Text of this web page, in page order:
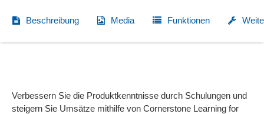
Beschreibung Media Funktionen
Verbessern Sie die Produktkenntnisse durch Schulungen und
steigern Sie Umsätze mithilfe von Cornerstone Learning for